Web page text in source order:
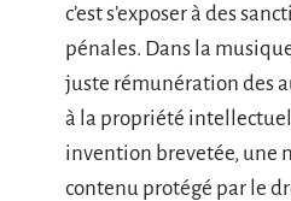
c’est s’exposer à des
pénales. Dans la
juste rémunération des
à la propriété
invention brevetée, une
contenu protégé par le